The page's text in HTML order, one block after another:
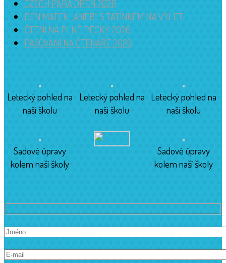
CZECH PARA OPEN 2026
DEN MATEK „ANEB“ S TATÍNKEM NA VÝLET
ČTENÍ NA PLNÉ PECKY 2026
PASOVÁNÍ NA ČTENÁŘE 2026
Letecký pohled na
naši školu
Letecký pohled na
naši školu
Letecký pohled na
naši školu
Sadové úpravy
kolem naší školy
Sadové úpravy
kolem naší školy